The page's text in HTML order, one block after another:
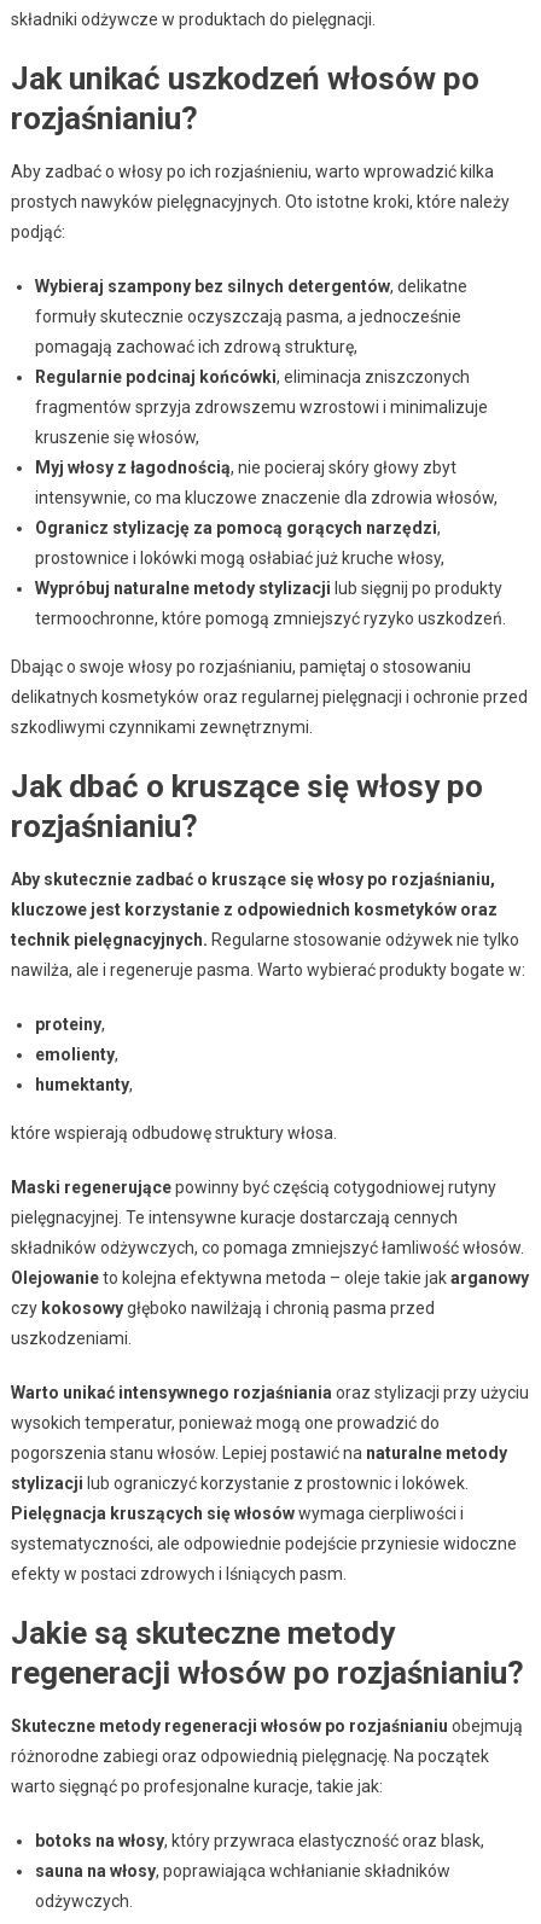
składniki odżywcze w produktach do pielęgnacji.
Jak unikać uszkodzeń włosów po
rozjaśnianiu?
Aby zadbać o włosy po ich rozjaśnieniu, warto wprowadzić kilka
prostych nawyków pielęgnacyjnych. Oto istotne kroki, które należy
podjąć:
Wybieraj szampony bez silnych detergentów, delikatne
formuły skutecznie oczyszczają pasma, a jednocześnie
pomagają zachować ich zdrową strukturę,
Regularnie podcinaj końcówki, eliminacja zniszczonych
fragmentów sprzyja zdrowszemu wzrostowi i minimalizuje
kruszenie się włosów,
Myj włosy z łagodnością, nie pocieraj skóry głowy zbyt
intensywnie, co ma kluczowe znaczenie dla zdrowia włosów,
Ogranicz stylizację za pomocą gorących narzędzi,
prostownice i lokówki mogą osłabiać już kruche włosy,
Wypróbuj naturalne metody stylizacji lub sięgnij po produkty
termoochronne, które pomogą zmniejszyć ryzyko uszkodzeń.
Dbając o swoje włosy po rozjaśnianiu, pamiętaj o stosowaniu
delikatnych kosmetyków oraz regularnej pielęgnacji i ochronie przed
szkodliwymi czynnikami zewnętrznymi.
Jak dbać o kruszące się włosy po
rozjaśnianiu?
Aby skutecznie zadbać o kruszące się włosy po rozjaśnianiu,
kluczowe jest korzystanie z odpowiednich kosmetyków oraz
technik pielęgnacyjnych. Regularne stosowanie odżywek nie tylko
nawilża, ale i regeneruje pasma. Warto wybierać produkty bogate w:
proteiny,
emolienty,
humektanty,
które wspierają odbudowę struktury włosa.
Maski regenerującepowinny być częścią cotygodniowej rutyny
pielęgnacyjnej. Te intensywne kuracje dostarczają cennych
składników odżywczych, co pomaga zmniejszyć łamliwość włosów.
Olejowanieto kolejna efektywna metoda – oleje takie jakarganowy
czy kokosowygłęboko nawilżają i chronią pasma przed
uszkodzeniami.
Warto unikać intensywnego rozjaśniania oraz stylizacji przy użyciu
wysokich temperatur, ponieważ mogą one prowadzić do
pogorszenia stanu włosów. Lepiej postawić na naturalne metody
stylizacji lub ograniczyć korzystanie z prostownic i lokówek.
Pielęgnacja kruszących się włosówwymaga cierpliwości i
systematyczności, ale odpowiednie podejście przyniesie widoczne
efekty w postaci zdrowych i lśniących pasm.
Jakie są skuteczne metody
regeneracji włosów po rozjaśnianiu?
Skuteczne metody regeneracji włosów po rozjaśnianiu obejmują
różnorodne zabiegi oraz odpowiednią pielęgnację. Na początek
warto sięgnąć po profesjonalne kuracje, takie jak:
botoks na włosy, który przywraca elastyczność oraz blask,
sauna na włosy, poprawiająca wchłanianie składników
odżywczych.